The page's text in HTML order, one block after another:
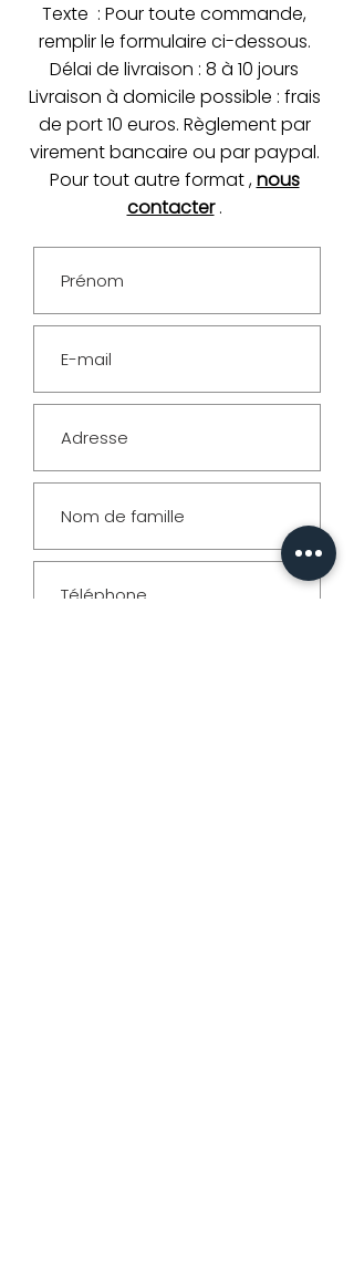
Texte : Pour toute commande,
remplir le formulaire ci-dessous.
Délai de livraison : 8 à 10 jours
Livraison à domicile possible : frais
de port 10 euros. Règlement par
virement bancaire ou par paypal.
Pour tout autre format ,nous
contacter.